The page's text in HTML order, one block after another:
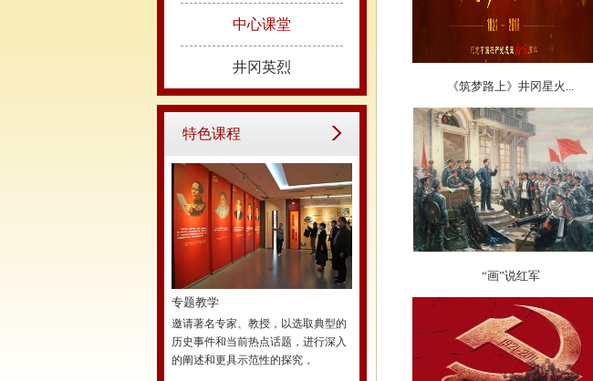
中心课堂
井冈英烈
特色课程
专题教学
邀请著名专家、教授，以选取典型的
历史事件和当前热点话题，进行深入
的阐述和更具示范性的探究，
《筑梦路上》井冈星火...
“画”说红军